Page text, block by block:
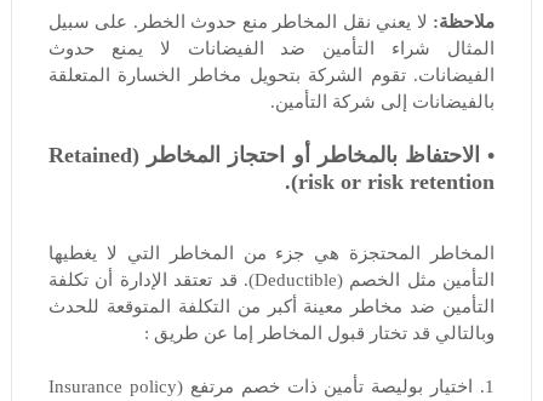
ملاحظة: لا يعني نقل المخاطر منع حدوث الخطر. على سبيل
المثال شراء التأمين ضد الفيضانات لا يمنع حدوث
الفيضانات. تقوم الشركة بتحويل مخاطر الخسارة المتعلقة
بالفيضانات إلى شركة التأمين.
• الاحتفاظ بالمخاطر أو احتجاز المخاطر (Retained
risk or risk retention).
المخاطر المحتجزة هي جزء من المخاطر التي لا يغطيها
التأمين مثل الخصم (Deductible). قد تعتقد الإدارة أن تكلفة
التأمين ضد مخاطر معينة أكبر من التكلفة المتوقعة للحدث
وبالتالي قد تختار قبول المخاطر إما عن طريق :
1. اختيار بوليصة تأمين ذات خصم مرتفع (Insurance policy